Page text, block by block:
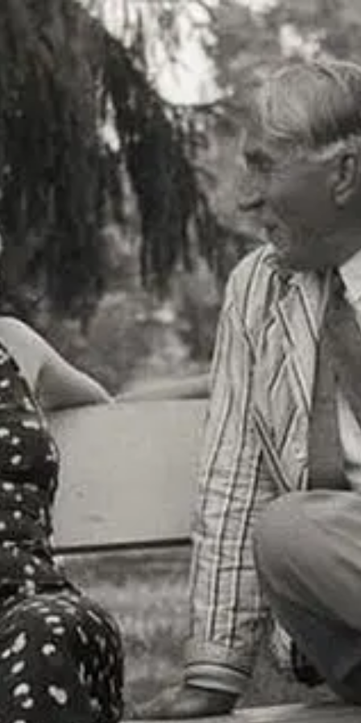
Móra Igazgató Úr
„Szerencsés kezű amatőr vagy született őstehetség? Móra Ferenc, a
szegedi Kultúrpalota ikonikus alakja és későbbi névadója sokféle
feladatkörben és tudományágban letette névjegyét: egyszerre volt
író, újságíró, tankönyvíró, könyvtáros és muzeológus, ám legfőbb
szenvedélye mindvégig a régészet maradt.” Az ezerarcú Móra
Ferenc életének szegedi helyszíneit végigjárva emlékezünk a
szegedi napló főszerkesztőjére, „a legkomolyabb könyvtárosra”, a
városszerte nagyon népszerű múzeumigazgatóra, a nemzetközi
hírnevet szerzett régészre és természetesen a szépíró Mórára is. Szó
lesz a hétköznapokról, családról, szerelmekről, barátokról is.
Sétánkat a Móra Ferenc Múzeumban fejezzük be, ahol az életének,
munkásságának szentelt kiállításon és az általa gyűjtött tárgyi
emlékeken kívül megtekintjük a könyvtárat és egykori
dolgozószobáját is.
Jelentkezés